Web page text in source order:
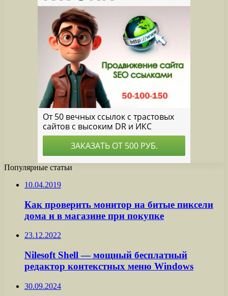
Популярные статьи
10.04.2019
Как проверить монитор на битые пиксели
дома и в магазине при покупке
23.12.2022
Nilesoft Shell — мощный бесплатный
редактор контекстных меню Windows
30.09.2024